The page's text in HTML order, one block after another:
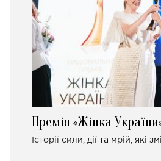
Премія «Жінка
Історії сили, дії та мрій, які